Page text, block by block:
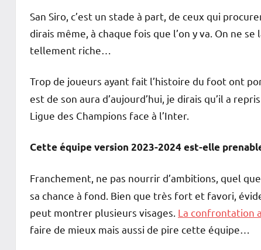
San Siro, c’est un stade à part, de ceux qui
dirais même, à chaque fois que l’on y va. On ne
tellement riche…
Trop de joueurs ayant fait l’histoire du foot ont
est de son aura d’aujourd’hui, je dirais qu’il a
Ligue des Champions face à l’Inter.
Cette équipe version 2023-2024 est-elle
Franchement, ne pas nourrir d’ambitions, quel
sa chance à fond. Bien que très fort et favori,
peut montrer plusieurs visages. La confrontation
faire de mieux mais aussi de pire cette équipe…